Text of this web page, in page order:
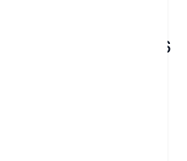
WEDDING DREAMS